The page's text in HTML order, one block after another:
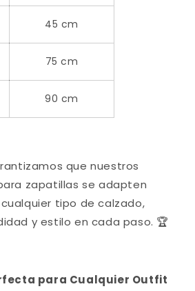
45 cm
75 cm
90 cm
que nuestros
zapatillas se adapten
tipo de calzado,
y estilo en cada paso. 🏆
para Cualquier Outfit